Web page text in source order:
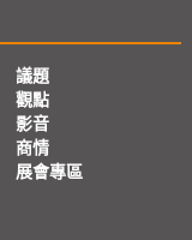
議題
觀點
影音
商情
展會專區